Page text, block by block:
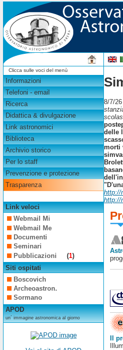
Clicca sulle voci del menù
Informazioni
Telefoni - email
Ricerca
Didattica & divulgazione
Link astronomici
Biblioteca
Archivio storico
Per lo staff
Prevenzione e protezione
Trasparenza
Link veloci
Webmail Mi
Webmail Me
Documenti
Seminari
Pubblicazioni
(1)
Siti ospitati
Boscovich
Archeoastron.
Sormano
APOD
un´ immagine astronomica al giorno
8/7/
delle
morti
http://
http://
Il